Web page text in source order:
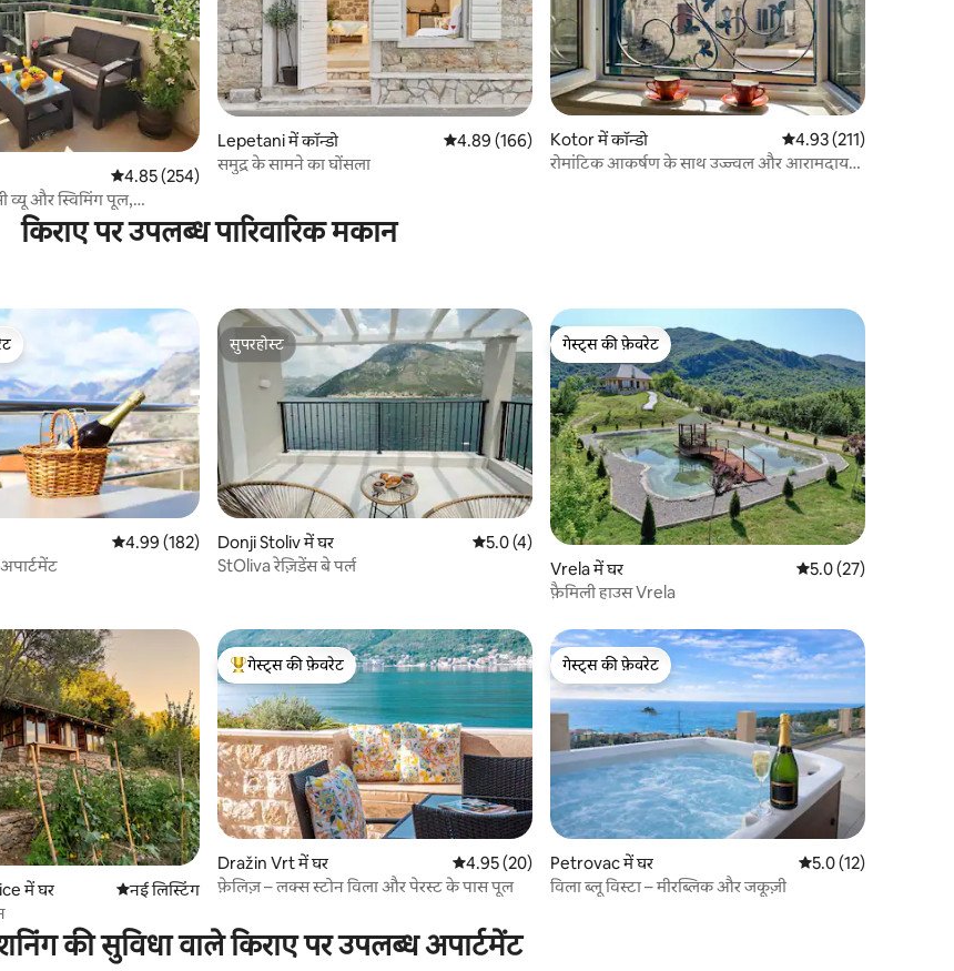
औसत रेटिंग 5 में से 4.85, 254 समीक्षाएँ
4.85 (254)
व्यू और स्विमिंग पूल,
Lepetani में कॉन्डो औसत रेटिंग 5 में से 4.89, 166 समीक्षाएँ
4.89 (166)
समुद्र के सामने का घोंसला
Kotor में कॉन्डो औसत रेटिंग 5 में से 4.93,
4.93 (211)
रोमांटिक आकर्षण के साथ उज्ज्वल और आरामदायक
किराए पर उपलब्ध पारिवारिक मकान
औसत रेटिंग 5 में से 4.99, 182 समीक्षाएँ
4.99 (182)
सुपरहोस्ट
सुपरहोस्ट
Donji Stoliv में घर औसत रेटिंग 5 में से 5.0, 4 समीक्षाएँ
5.0 (4)
StOliva रेज़िडेंस बे पर्ल
गेस्ट्स की फ़ेवरेट
गेस्ट्स की फ़ेवरेट
Vrela में घर औसत रेटिंग 5 में से 5.0,
5.0 (27)
फ़ैमिली हाउस Vrela
में घर ठहरने की नई जगह
नई लिस्टिंग
गेस्ट्स का टॉप फ़ेवरेट
गेस्ट्स की फ़ेवरेट
Dražin Vrt में घर औसत रेटिंग 5 में से 4.95, 20 समीक्षाएँ
4.95 (20)
फ़ेलिज़ – लक्स स्टोन विला और पेरस्ट के पास पूल
गेस्ट्स की फ़ेवरेट
गेस्ट्स की फ़ेवरेट
Petrovac में घर औसत रेटिंग 5 में से 5.0,
5.0 (12)
विला ब्लू विस्टा – मीरब्लिक और जकूज़ी
की सुविधा वाले किराए पर उपलब्ध अपार्टमेंट